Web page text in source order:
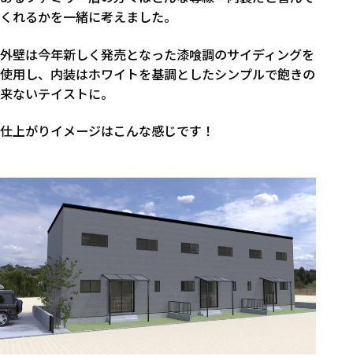
くれるかを一緒に考えました。
外壁は今年新しく発売となった漆喰調のサイディングを
使用し、内装はホワイトを基調としたシンプルで飽きの
来ないテイストに。
仕上がりイメージはこんな感じです！